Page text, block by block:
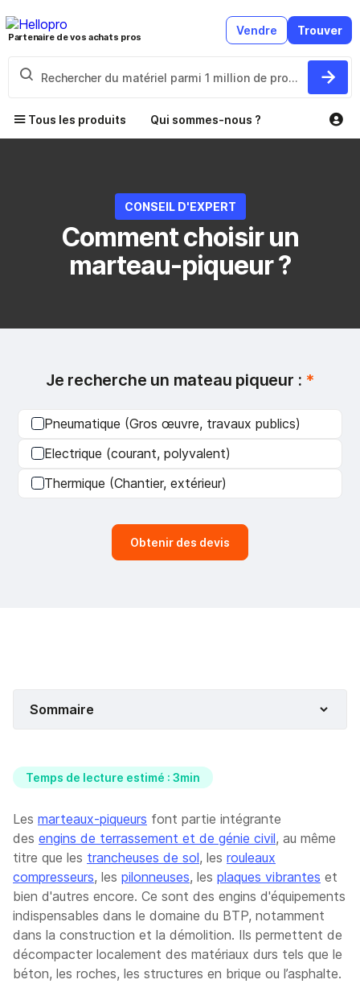
Partenaire de vos achats pros Vendre Trouver
Tous les produits Qui sommes-nous ?
CONSEIL D'EXPERT
Comment choisir un
marteau-piqueur ?
Je recherche un mateau piqueur : *
Pneumatique (Gros œuvre, travaux publics)
Electrique (courant, polyvalent)
Thermique (Chantier, extérieur)
Obtenir des devis
Sommaire
Temps de lecture estimé : 3min
Les marteaux-piqueurs font partie intégrante
des engins de terrassement et de génie civil, au même
titre que les trancheuses de sol, les rouleaux
compresseurs, les pilonneuses, les plaques vibrantes et
bien d'autres encore. Ce sont des engins d'équipements
indispensables dans le domaine du BTP, notamment
dans la construction et la démolition. Ils permettent de
décompacter localement des matériaux durs tels que le
béton, les roches, les structures en brique ou l’asphalte.